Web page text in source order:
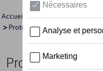
Accueil >Catalogue
> Protection >Protection
Protection